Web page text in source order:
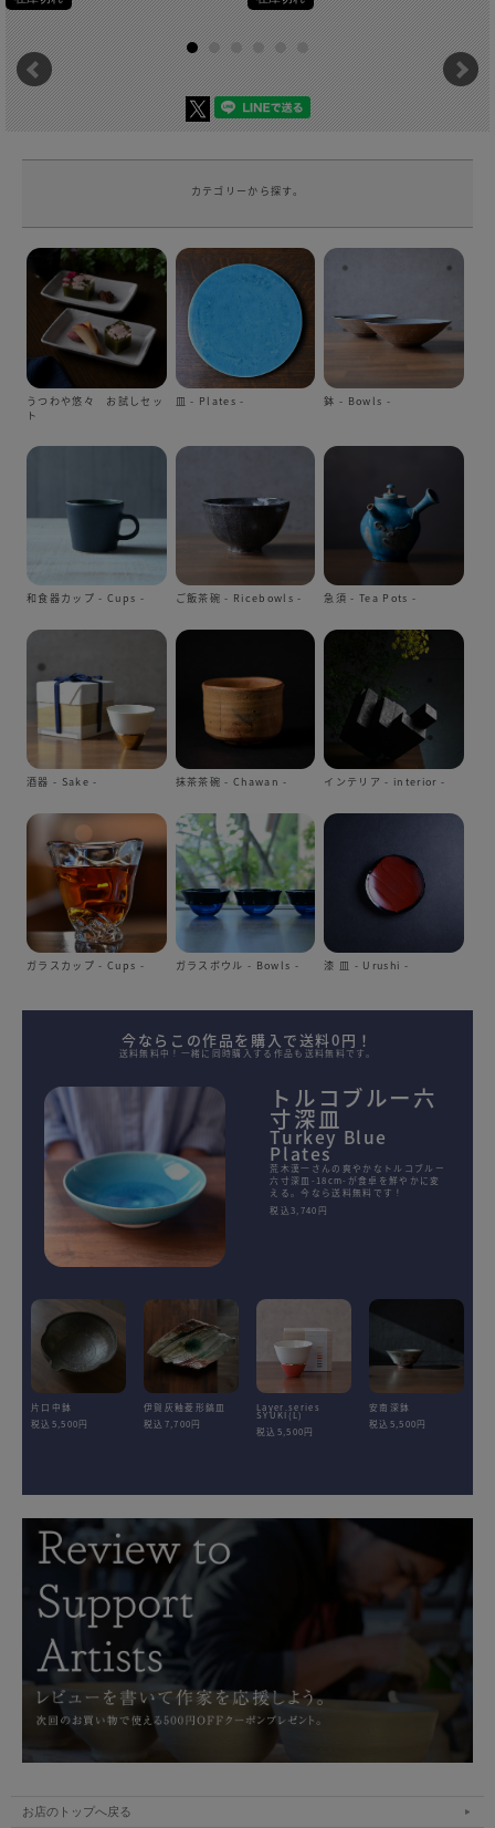
カテゴリーから探す。
うつわや悠々 お試しセッ
ト
皿 - Plates - 鉢 - Bowls -
和食器カップ - Cups - ご飯茶碗 - Ricebowls - 急須 - Tea Pots -
酒器 - Sake - 抹茶茶碗 - Chawan - インテリア - interior -
ガラスカップ - Cups - ガラスボウル - Bowls - 漆 皿 - Urushi -
今ならこの作品を購入で送料0円！
送料無料中！一緒に同時購入する作品も送料無料です。
トルコブルー六
寸深皿
Turkey Blue
Plates
荒木漢一さんの爽やかなトルコブルー
六寸深皿-18cm-が食卓を鮮やかに変
える。今なら送料無料です！
税込3,740円
片口中鉢
税込5,500円
伊賀灰釉菱形鎬皿
税込7,700円
Layer.series
SYUKI(L)
税込5,500円
安南深鉢
税込5,500円
お店のトップへ戻る